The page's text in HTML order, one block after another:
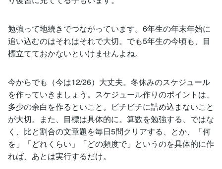
勉強って地続きでつながっています。6年生の年末年始に
追い込むのはそれはそれで大切。でも5年生の今頃も、目
標立てておかないといけませんよね。
今からでも（今は12/26）大丈夫。冬休みのスケジュール
を作っていきましょう。スケジュール作りのポイントは、
多少の余白を作るといこと。ビチビチに詰め込まないこと
が大切。また、目標は具体的に。算数を勉強する、ではな
く、比と割合の文章題を毎日5問クリアする、とか、「何
を」「どれくらい」「どの頻度で」というのを具体的に作
れば、あとは実行するだけ。